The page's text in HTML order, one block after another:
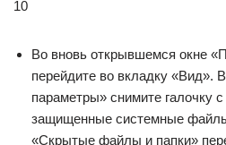
Во вновь открывшемся окне
перейдите во вкладку «Вид».
параметры» снимите галочку
защищенные системные
«Скрытые файлы и папки»